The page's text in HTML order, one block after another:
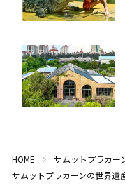
HOME サムットプラカー
サムットプラカーンの世界遺